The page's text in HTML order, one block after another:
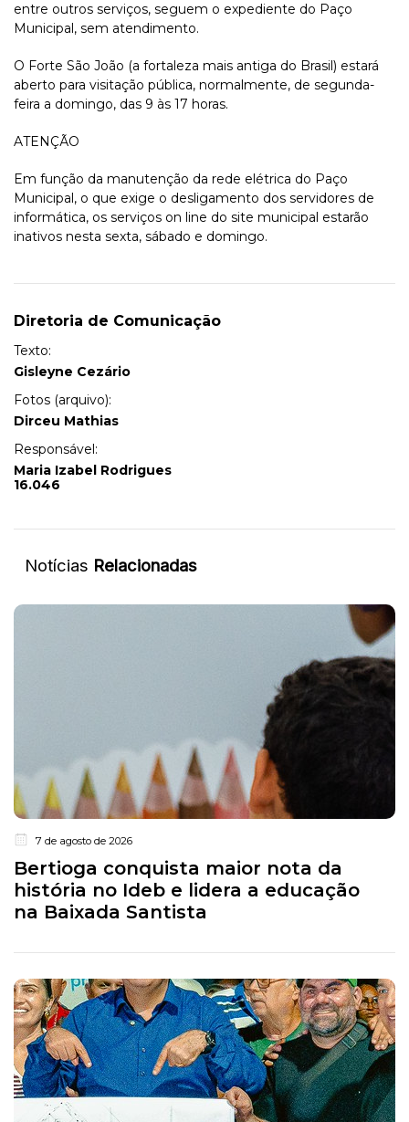
entre outros serviços, seguem o expediente do Paço
Municipal, sem atendimento.
O Forte São João (a fortaleza mais antiga do Brasil) estará
aberto para visitação pública, normalmente, de segunda-
feira a domingo, das 9 às 17 horas.
ATENÇÃO
Em função da manutenção da rede elétrica do Paço
Municipal, o que exige o desligamento dos servidores de
informática, os serviços on line do site municipal estarão
inativos nesta sexta, sábado e domingo.
Diretoria de Comunicação
Texto:
Gisleyne Cezário
Fotos (arquivo):
Dirceu Mathias
Responsável:
Maria Izabel Rodrigues
16.046
Notícias Relacionadas
7 de agosto de 2026
Bertioga conquista maior nota da
história no Ideb e lidera a educação
na Baixada Santista